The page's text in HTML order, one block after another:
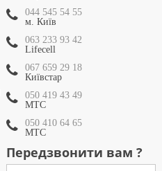
044 545 54 55
м. Київ
063 233 93 42
Lifecell
067 659 29 18
Київстар
050 419 43 49
МТС
050 410 64 65
МТС
Передзвонити вам ?